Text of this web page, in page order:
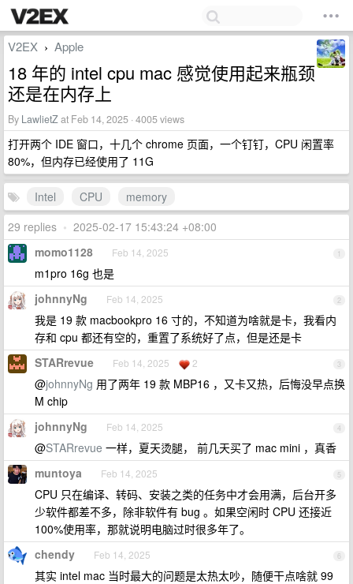
V2EX › Apple
18 年的 intel cpu mac 感觉使用起来瓶颈
还是在内存上
By LawlietZat Feb 14, 2025 · 4005 views
打开两个 IDE 窗口，十几个 chrome 页面，一个钉钉，CPU 闲置率
80%，但内存已经使用了 11G
Intel CPU
memory
29 replies • 2025-02-17 15:43:24 +08:00
1
momo1128 Feb 14, 2025
m1pro 16g 也是
2
johnnyNg Feb 14, 2025
我是 19 款 macbookpro 16 寸的，不知道为啥就是卡，我看内
存和 cpu 都还有空的，重置了系统好了点，但是还是卡
3
STARrevue Feb 14, 2025 2
@johnnyNg 用了两年 19 款 MBP16 ，又卡又热，后悔没早点换
M chip
4
johnnyNg Feb 14, 2025
@STARrevue 一样，夏天烫腿， 前几天买了 mac mini ，真香
5
muntoya Feb 14, 2025
CPU 只在编译、转码、安装之类的任务中才会用满，后台开多
少软件都差不多，除非软件有 bug 。如果空闲时 CPU 还接近
100%使用率，那就说明电脑过时很多年了。
6
chendy Feb 14, 2025
其实 intel mac 当时最大的问题是太热太吵，随便干点啥就 99